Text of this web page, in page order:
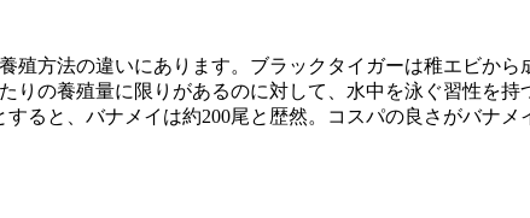
方法の違いにあります。ブラックタイガーは稚エビから
りの養殖量に限りがあるのに対して、水中を泳ぐ習性を
ると、バナメイは約200尾と歴然。コスパの良さがバナメ